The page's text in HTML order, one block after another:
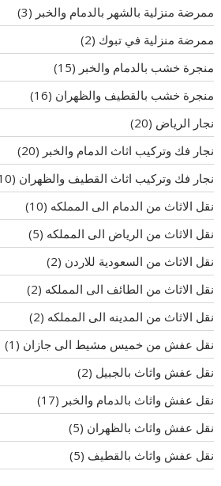
ممرضة منزلية بالشهر بالدمام والخبر (3)
ممرضة منزلية في تبوك (2)
منجرة خشب بالدمام والخبر (15)
منجرة خشب بالقطيف والظهران (16)
نجار الرياض (20)
نجار فك وتركيب اثاث الدمام والخبر (20)
نجار فك وتركيب اثاث القطيف والظهران (10)
نقل الاثاث من الدمام الى المملكه (10)
نقل الاثاث من الرياض الى المملكه (5)
نقل الاثاث من السعودية للاردن (2)
نقل الاثاث من الطائف الى المملكه (2)
نقل الاثاث من المدينه الى المملكه (2)
نقل عفش من خميس مشيط الى جازان (1)
نقل عفش واثاث بالجبيل (2)
نقل عفش واثاث بالدمام والخبر (17)
نقل عفش واثاث بالظهران (5)
نقل عفش واثاث بالقطيف (5)